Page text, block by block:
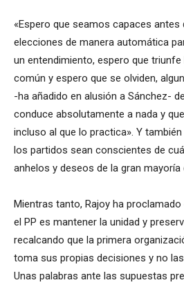
«Espero que seamos capaces antes
elecciones de manera automática
un entendimiento, espero que
común y espero que se olviden,
-ha añadido en alusión a Sánchez-
conduce absolutamente a nada y
incluso al que lo practica». Y
los partidos sean conscientes de
anhelos y deseos de la gran mayoría
Mientras tanto, Rajoy ha
el PP es mantener la unidad y
recalcando que la primera
toma sus propias decisiones y no
Unas palabras ante las supuestas